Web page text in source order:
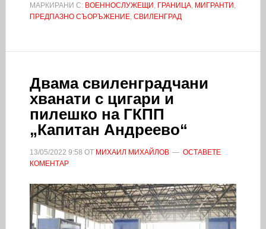
МАРКИРАНИ С: ВОЕННОСЛУЖЕЩИ , ГРАНИЦА, МИГРАНТИ ,
ПРЕДПАЗНО СЪОРЪЖЕНИЕ, СВИЛЕНГРАД
Двама свиленградчани
хванати с цигари и
пилешко на ГКПП
„Капитан Андреево“
13/05/2022 9:58 ОТ МИХАИЛ МИХАЙЛОВ
ОСТАВЕТЕ
КОМЕНТАР